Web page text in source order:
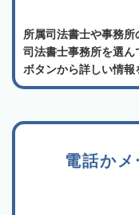
所属司法書士や事務
司法書士事務所を選
ボタンから詳しい情報
電話か